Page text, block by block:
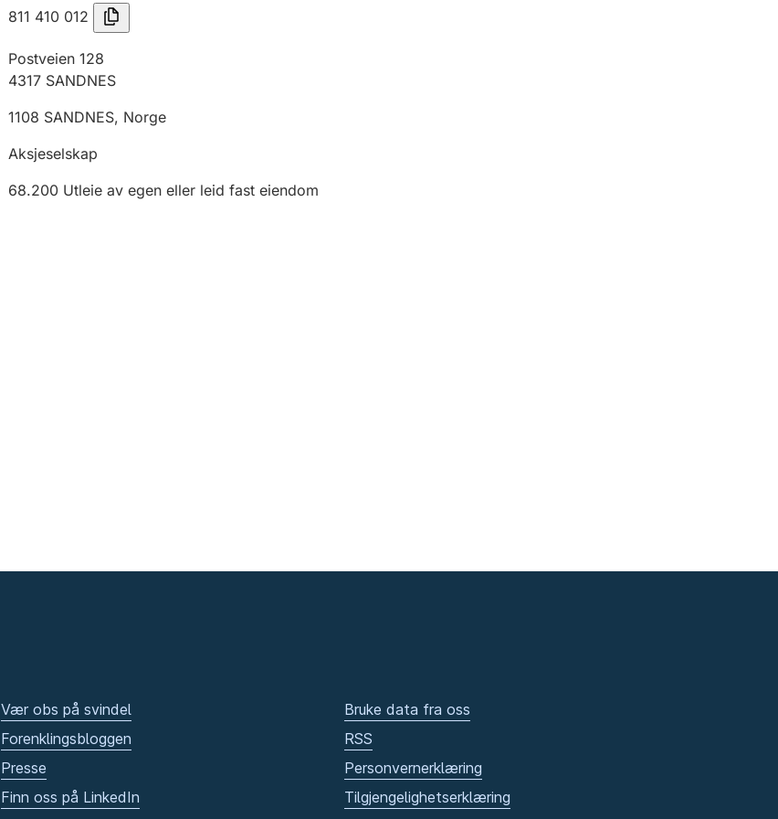
811 410 012
Postveien 128
4317 SANDNES
1108 SANDNES, Norge
Aksjeselskap
68.200 Utleie av egen eller leid fast eiendom
Vær obs på svindel
Forenklingsbloggen
Presse
Finn oss på LinkedIn
Bruke data fra oss
RSS
Personvernerklæring
Tilgjengelighetserklæring